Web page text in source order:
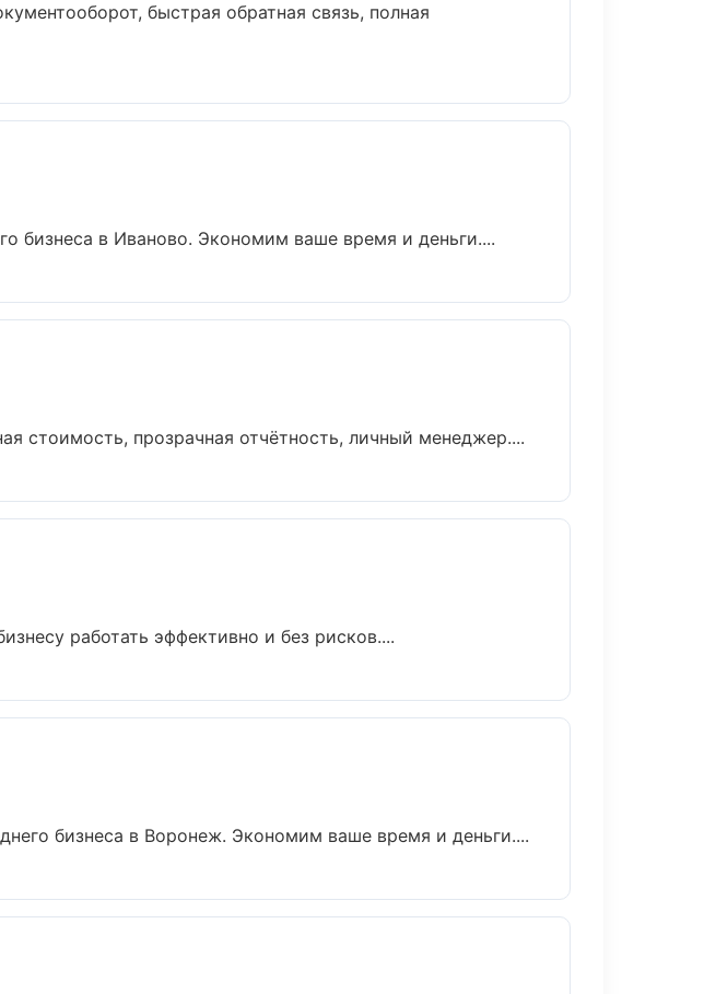
быстрая обратная связь, полная
бизнеса в Иваново. Экономим ваше время и деньги....
стоимость, прозрачная отчётность, личный менеджер....
работать эффективно и без рисков....
бизнеса в Воронеж. Экономим ваше время и деньги....